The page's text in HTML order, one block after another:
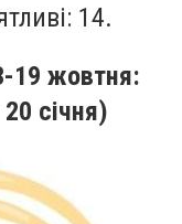
14.
19 жовтня:
січня)